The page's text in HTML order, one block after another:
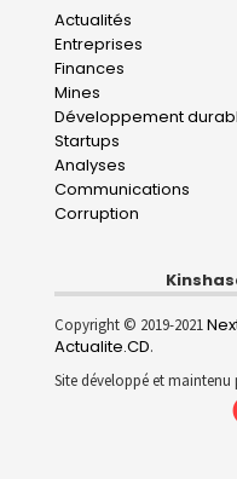
Main
navigation
Actualités
Entreprises
Finances
Mines
Développement
Startups
Analyses
Communications
Corruption
Copyright © 2019-2021
Actualite.CD.
Site développé et maintenu